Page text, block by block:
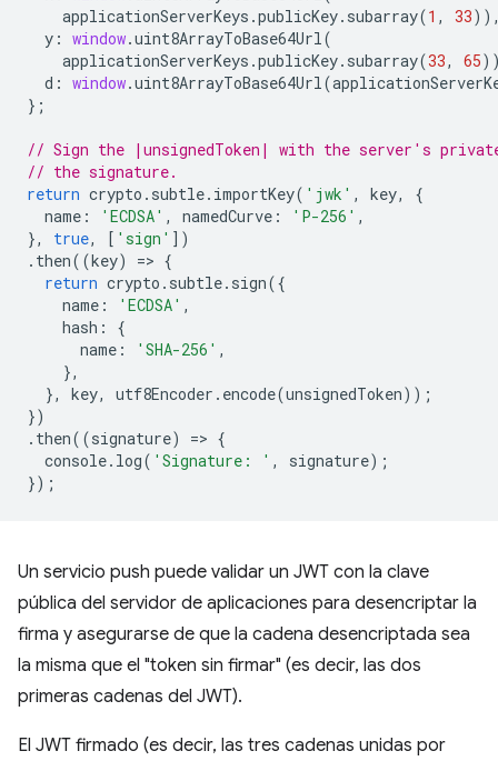
applicationServerKeys .publicKey. subarray(1 , 33
y : window.uint8ArrayToBase64Url(
applicationServerKeys .publicKey. subarray(33, 65
d : window.uint8ArrayToBase64Url(
};
// Sign the |unsignedToken| with the server's
// the signature.
return crypto . subtle. importKey( 'jwk' , key,
{
name : 'ECDSA' , namedCurve : 'P-256' ,
},
true, [ 'sign' ])
. then((key) => {
return crypto . subtle. sign({
name : 'ECDSA' ,
hash :
{
name : 'SHA-256' ,
},
},
key, utf8Encoder . encode(unsignedToken));
})
. then((signature) => {
console. log( 'Signature: ' , signature);
});
Un servicio push puede validar un JWT con la clave
pública del servidor de aplicaciones para desencriptar la
firma y asegurarse de que la cadena desencriptada sea
la misma que el "token sin firmar" (es decir, las dos
primeras cadenas del JWT).
El JWT firmado (es decir, las tres cadenas unidas por